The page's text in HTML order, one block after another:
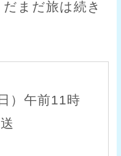
だまだ旅は続き
）午前11時